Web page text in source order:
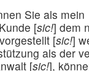
Sie als mein
[sic!] dem
[sic!]
als der
[sic!],